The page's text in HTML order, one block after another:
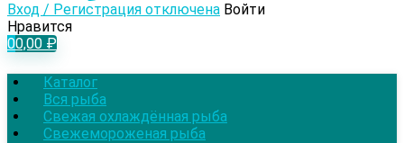
Вход / Регистрация отключена Войти
Нравится
00,00 ₽
Каталог
Вся рыба
Свежая охлаждённая рыба
Свежемороженая рыба